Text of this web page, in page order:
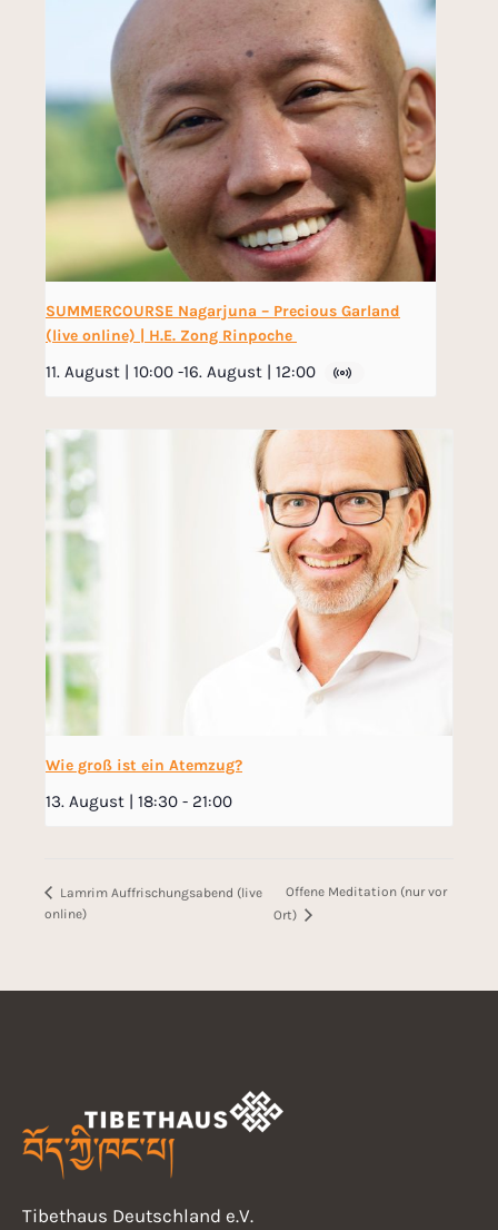
SUMMERCOURSE Nagarjuna – Precious Garland
(live online) | H.E. Zong Rinpoche
11. August | 10:00 -16. August | 12:00
Wie groß ist ein Atemzug?
13. August | 18:30 - 21:00
Lamrim Auffrischungsabend (live
online)
Offene Meditation (nur vor
Ort)
Tibethaus Deutschland e.V.